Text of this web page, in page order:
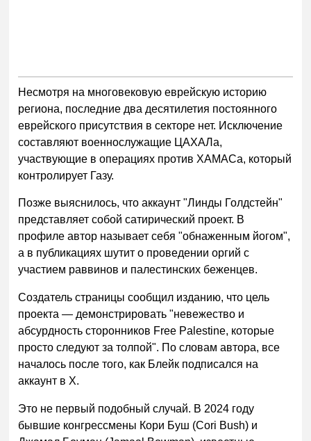
Несмотря на многовековую еврейскую историю
региона, последние два десятилетия постоянного
еврейского присутствия в секторе нет. Исключение
составляют военнослужащие ЦАХАЛа,
участвующие в операциях против ХАМАСа, который
контролирует Газу.
Позже выяснилось, что аккаунт "Линды Голдстейн"
представляет собой сатирический проект. В
профиле автор называет себя "обнаженным йогом",
а в публикациях шутит о проведении оргий с
участием раввинов и палестинских беженцев.
Создатель страницы сообщил изданию, что цель
проекта — демонстрировать "невежество и
абсурдность сторонников Free Palestine, которые
просто следуют за толпой". По словам автора, все
началось после того, как Блейк подписался на
аккаунт в X.
Это не первый подобный случай. В 2024 году
бывшие конгрессмены Кори Буш (Cori Bush) и